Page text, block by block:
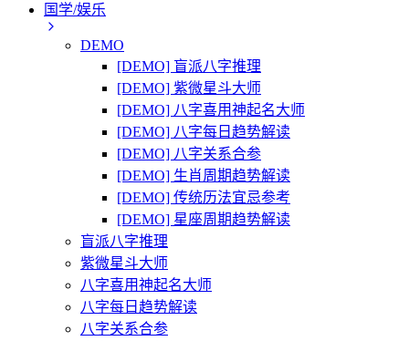
国学/娱乐
DEMO
[DEMO] 盲派八字推理
[DEMO] 紫微星斗大师
[DEMO] 八字喜用神起名大师
[DEMO] 八字每日趋势解读
[DEMO] 八字关系合参
[DEMO] 生肖周期趋势解读
[DEMO] 传统历法宜忌参考
[DEMO] 星座周期趋势解读
盲派八字推理
紫微星斗大师
八字喜用神起名大师
八字每日趋势解读
八字关系合参